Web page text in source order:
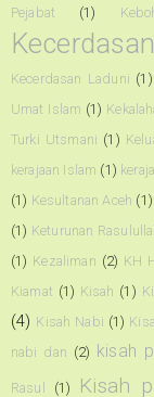
Pejabat
(1)
Kecerdasan
Kecerdasan Laduni (1)
Umat Islam (1)
Turki Utsmani (1)
kerajaan Islam (1)
(1) Kesultanan Aceh (1)
(1) Keturunan
(1) Kezaliman (2) KH
Kiamat (1) Kisah (1)
(4) Kisah Nabi (1)
nabi dan (2) kisah
Rasul (1) Kisah